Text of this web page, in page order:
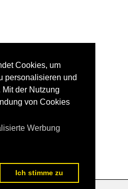
Cookies, um
personalisieren und
der Nutzung
von Cookies
Werbung
Ich stimme zu